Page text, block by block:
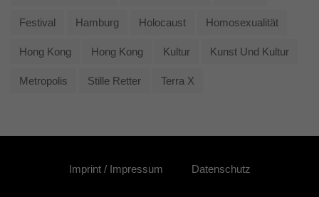
Festival Hamburg Holocaust Homosexualität
Hong Kong Hong Kong Kultur Kunst Und Kultur
Metropolis Stille Retter Terra X
Imprint / Impressum Datenschutz